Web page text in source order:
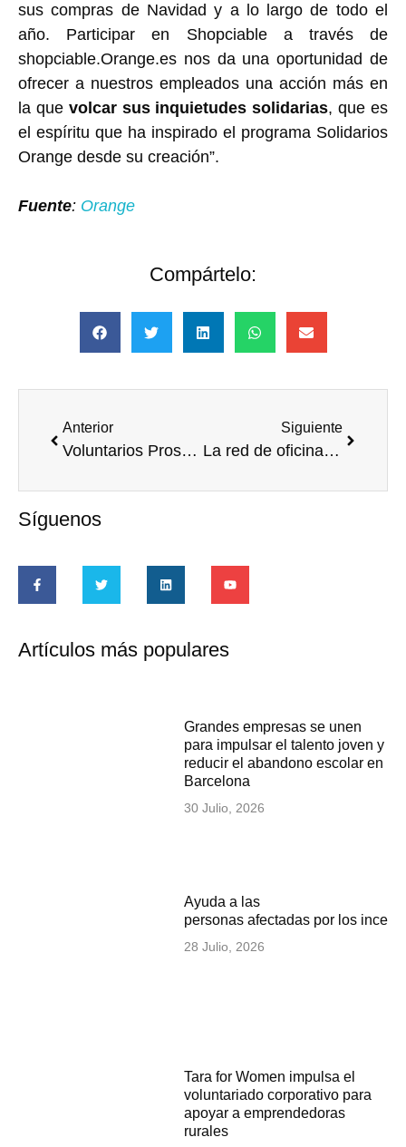
sus compras de Navidad y a lo largo de todo el
año. Participar en Shopciable a través de
shopciable.Orange.es nos da una oportunidad de
ofrecer a nuestros empleados una acción más en
la que volcar sus inquietudes solidarias, que es
el espíritu que ha inspirado el programa Solidarios
Orange desde su creación”.
Fuente: Orange
Compártelo:
Anterior
Voluntarios Prosegur comparten una jornada de juegos en el Albergue de Cañete “Ciudad de los niños”
Siguiente
La red de oficinas de CORREOS recoge más de 4.700 juguetes para Cruz Roja
Síguenos
Artículos más populares
Grandes empresas se unen
para impulsar el talento joven y
reducir el abandono escolar en
Barcelona
30 Julio, 2026
Ayuda a las
personas afectadas por los
28 Julio, 2026
Tara for Women impulsa el
voluntariado corporativo para
apoyar a emprendedoras
rurales